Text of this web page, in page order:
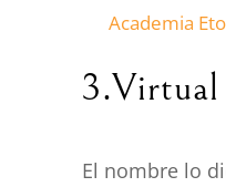
Academia
El nombre lo